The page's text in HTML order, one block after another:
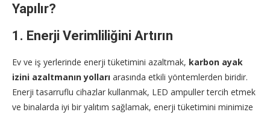
Yapılır?
1. Enerji Verimliliğini Artırın
Ev ve iş yerlerinde enerji tüketimini azaltmak, karbon ayak
izini azaltmanın yolları arasında etkili yöntemlerden biridir.
Enerji tasarruflu cihazlar kullanmak, LED ampuller tercih etmek
ve binalarda iyi bir yalıtım sağlamak, enerji tüketimini minimize